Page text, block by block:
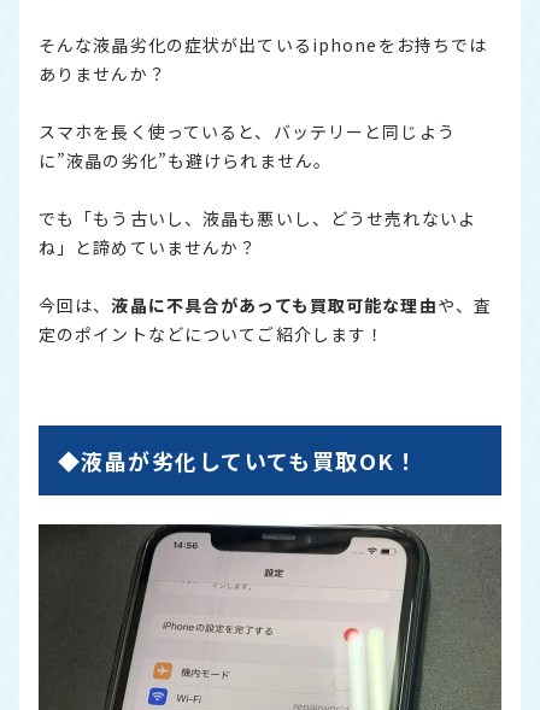
そんな液晶劣化の症状が出ているiphoneをお持ちでは
ありませんか？
スマホを長く使っていると、バッテリーと同じよう
に”液晶の劣化”も避けられません。
でも「もう古いし、液晶も悪いし、どうせ売れないよ
ね」と諦めていませんか？
今回は、液晶に不具合があっても買取可能な理由や、査
定のポイントなどについてご紹介します！
◆液晶が劣化していても買取OK！